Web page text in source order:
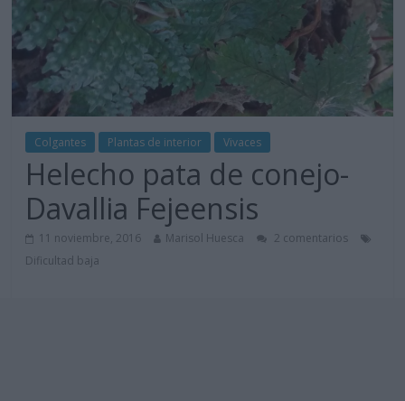
Colgantes Plantas de interior Vivaces
Helecho pata de conejo-
Davallia Fejeensis
11 noviembre, 2016 Marisol Huesca
2 comentarios
Dificultad baja